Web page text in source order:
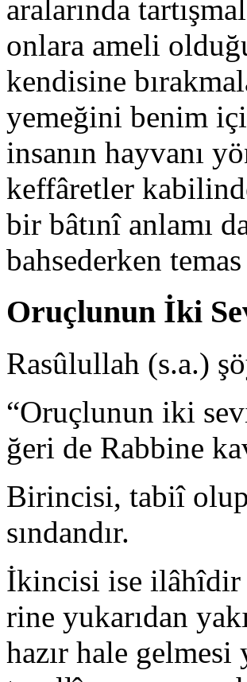
aralarında
onlara ameli
kendisine
yemeğini benim
insanın hayvanı
keffâretler
bir bâtınî anlamı
bahsederken
Oruçlunun İki
Rasûlullah (s.a.)
“Oruçlunun iki
ğeri de Rabbine
Birincisi, tabiî
sındandır.
İkincisi ise ilâhîdir
rine yukarıdan
hazır hale